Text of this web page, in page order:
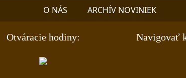
O NÁS ARCHÍV NOVINIEK
Otváracie hodiny: Navigovať